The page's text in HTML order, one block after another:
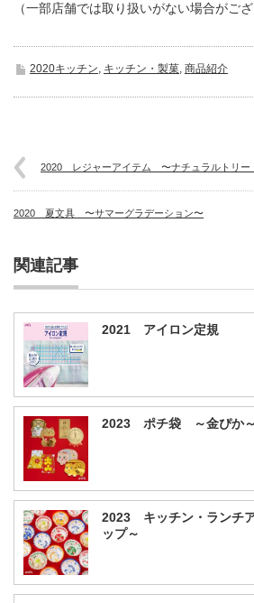
（一部店舗では取り扱いがない場合がござ
2020キッチン, キッチン・製菓, 商品紹介
2020 レジャーアイテム 〜ナチュラルトリー
2020 夏文具 〜サマーグラデーション〜
関連記事
2021 アイロン定規
2023 ポチ袋 ～金ぴか～
2023 キッチン・ランチ
ップ～